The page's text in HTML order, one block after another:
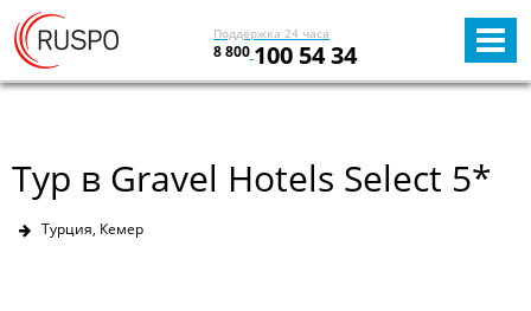
Поддержка 24 часа
8 800 100 54 34
Тур в Gravel Hotels Select 5*
Турция, Кемер